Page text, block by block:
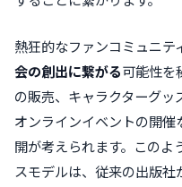
熱狂的なファンコミュニテ
会の創出に繋がる可能性を
の販売、キャラクターグッ
オンラインイベントの開
開が考えられます。このよ
スモデルは、従来の出版社